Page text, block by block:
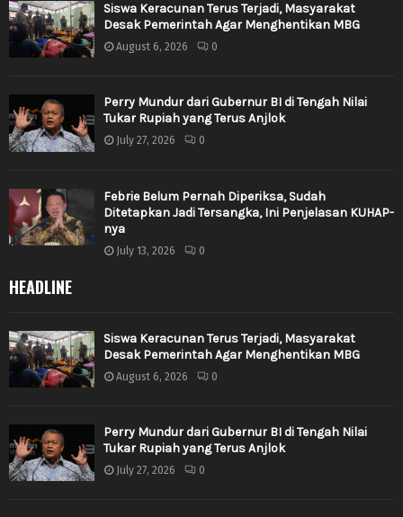
Siswa Keracunan Terus Terjadi, Masyarakat
Desak Pemerintah Agar Menghentikan MBG
August 6, 2026 0
Perry Mundur dari Gubernur BI di Tengah Nilai
Tukar Rupiah yang Terus Anjlok
July 27, 2026 0
Febrie Belum Pernah Diperiksa, Sudah
Ditetapkan Jadi Tersangka, Ini Penjelasan KUHAP-
nya
July 13, 2026 0
HEADLINE
Siswa Keracunan Terus Terjadi, Masyarakat
Desak Pemerintah Agar Menghentikan MBG
August 6, 2026 0
Perry Mundur dari Gubernur BI di Tengah Nilai
Tukar Rupiah yang Terus Anjlok
July 27, 2026 0